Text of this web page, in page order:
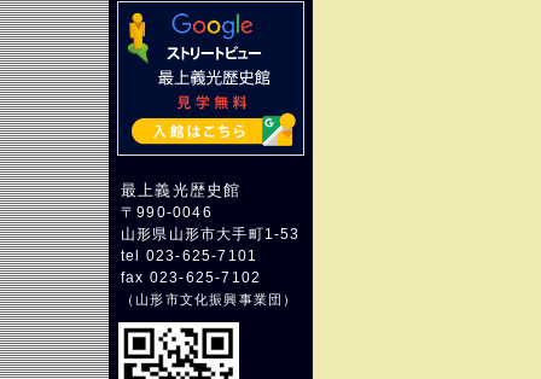
最上義光歴史館
〒990-0046
山形県山形市大手町1-53
tel 023-625-7101
fax 023-625-7102
（山形市文化振興事業団 ）